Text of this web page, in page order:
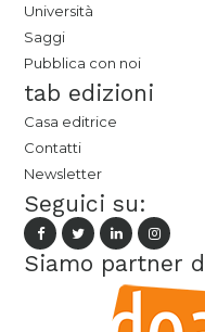
Università
Saggi
Pubblica con noi
tab edizioni
Casa editrice
Contatti
Newsletter
Seguici su:
Siamo partner